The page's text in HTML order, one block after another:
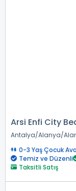
Arsi Enfi City
Antalya Alanya
0-3 Yaş Çocuk
Temiz ve Düzenli
Taksitli Satış